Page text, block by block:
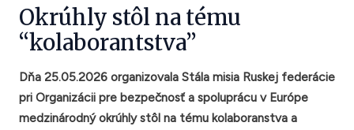
Okrúhly stôl na tému
“kolaborantstva”
Dňa 25.05.2026 organizovala Stála misia Ruskej federácie
pri Organizácii pre bezpečnosť a spoluprácu v Európe
medzinárodný okrúhly stôl na tému kolaboranstva a